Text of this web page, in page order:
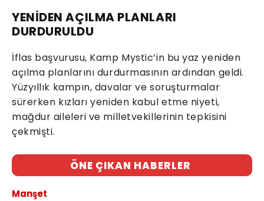
YENİDEN AÇILMA PLANLARI
DURDURULDU
İflas başvurusu, Kamp Mystic’in bu yaz yeniden
açılma planlarını durdurmasının ardından geldi.
Yüzyıllık kampın, davalar ve soruşturmalar
sürerken kızları yeniden kabul etme niyeti,
mağdur aileleri ve milletvekillerinin tepkisini
çekmişti.
ÖNE ÇIKAN HABERLER
Manşet